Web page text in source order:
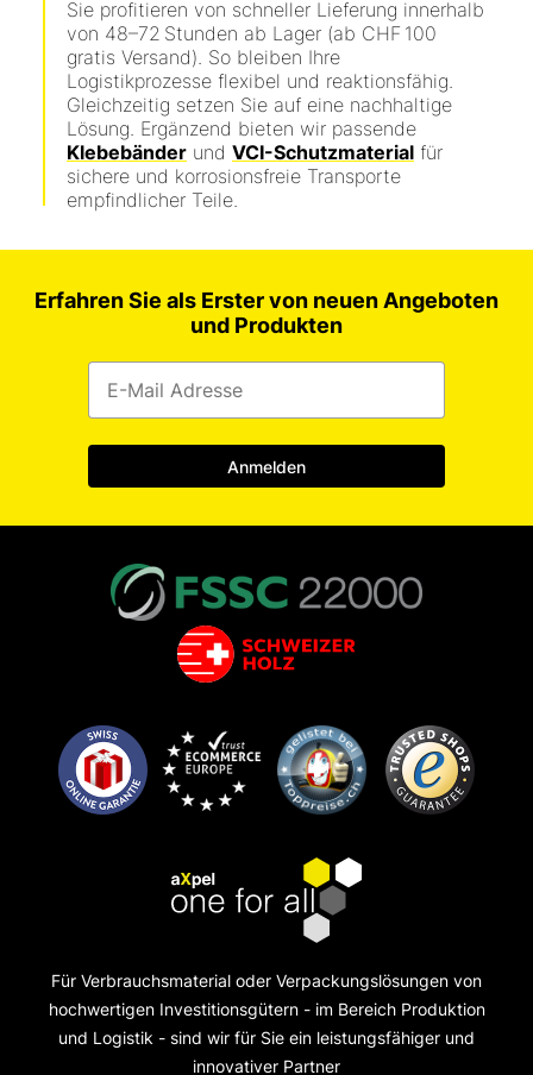
Sie profitieren von schneller Lieferung innerhalb
von 48–72 Stunden ab Lager (ab CHF 100
gratis Versand). So bleiben Ihre
Logistikprozesse flexibel und reaktionsfähig.
Gleichzeitig setzen Sie auf eine nachhaltige
Lösung. Ergänzend bieten wir passende
Klebebänder und VCI-Schutzmaterial für
sichere und korrosionsfreie Transporte
empfindlicher Teile.
Erfahren Sie als Erster von neuen Angeboten
und Produkten
Anmelden
Für Verbrauchsmaterial oder Verpackungslösungen von
hochwertigen Investitionsgütern - im Bereich Produktion
und Logistik - sind wir für Sie ein leistungsfähiger und
innovativer Partner